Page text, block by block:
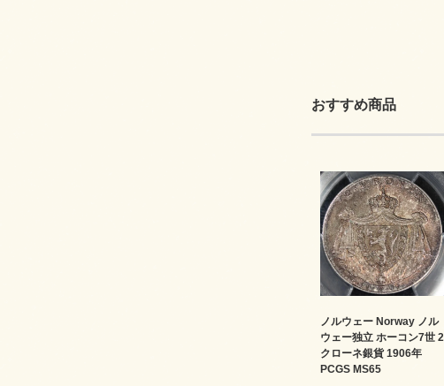
おすすめ商品
ノルウェー Norway ノル
ウェー独立 ホーコン7世 2
クローネ銀貨 1906年
PCGS MS65